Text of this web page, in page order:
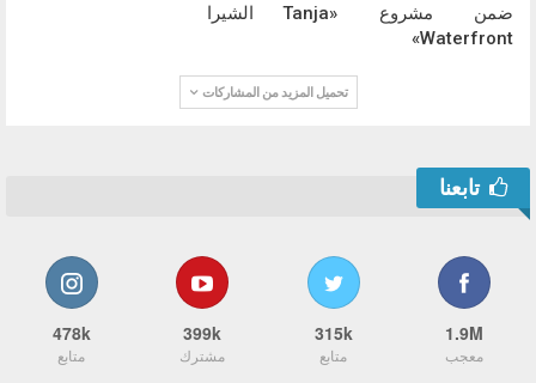
ضمن مشروع «Tanja
Waterfront»
الشيرا
تحميل المزيد من المشاركات
تابعنا
1.9M
معجب
315k
متابع
399k
مشترك
478k
متابع